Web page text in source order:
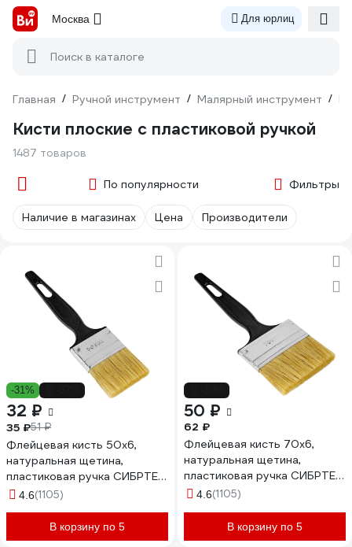
Москва Для юрлиц
Поиск в каталоге
Главная / Ручной инструмент / Малярный инструмент /
Кисти плоские с пластиковой ручкой
1487 товаров
По популярности Фильтры
Наличие в магазинах Цена Производители
-31%
32 ₽
35 ₽51 ₽
Флейцевая кисть 50х6,
натуральная щетина,
пластиковая ручка СИБРТЕХ
Стандарт 82504
4.6(1105)
В корзину по 5
50 ₽
62 ₽
Флейцевая кисть 70х6,
натуральная щетина,
пластиковая ручка СИБРТЕХ
Стандарт 82506
4.6(1105)
В корзину по 5